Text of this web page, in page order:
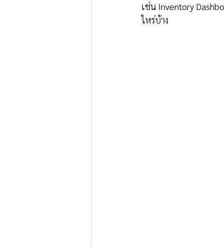
เช่น Inventory
ไหร่บ้าง